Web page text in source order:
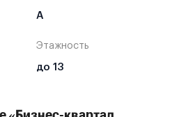
А
Этажность
до 13